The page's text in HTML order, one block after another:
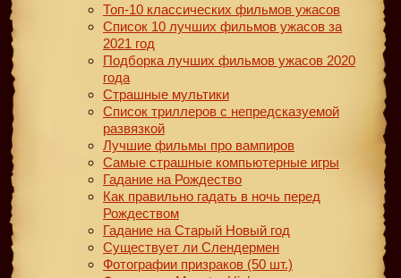
Топ-10 классических фильмов ужасов
Список 10 лучших фильмов ужасов за
2021 год
Подборка лучших фильмов ужасов 2020
года
Страшные мультики
Список триллеров с непредсказуемой
развязкой
Лучшие фильмы про вампиров
Самые страшные компьютерные игры
Гадание на Рождество
Как правильно гадать в ночь перед
Рождеством
Гадание на Старый Новый год
Существует ли Слендермен
Фотографии призраков (50 шт.)